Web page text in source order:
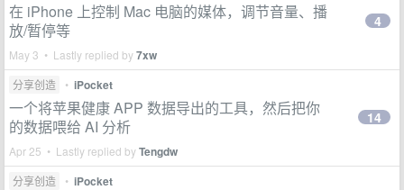
在 iPhone 上控制 Mac 电脑的媒体，调节音量、播
放/暂停等
May 3 • Lastly replied by7xw
4
分享创造 • iPocket
一个将苹果健康 APP 数据导出的工具，然后把你
的数据喂给 AI 分析
Apr 25 • Lastly replied byTengdw
14
分享创造 • iPocket